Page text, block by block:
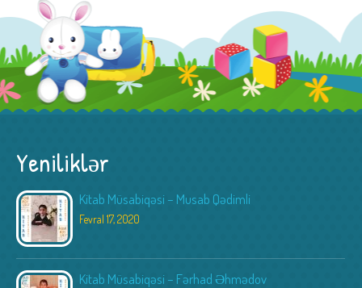
Yeniliklər
Kitab Müsabiqəsi – Musab Qədimli
Fevral 17, 2020
Kitab Müsabiqəsi – Fərhad Əhmədov